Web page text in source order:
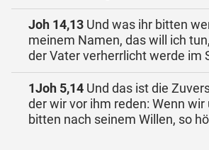
Joh 14,13 Und was ihr bitten
meinem Namen, das will ich
der Vater verherrlicht werde im
1Joh 5,14 Und das ist die
der wir vor ihm reden: Wenn
bitten nach seinem Willen, so